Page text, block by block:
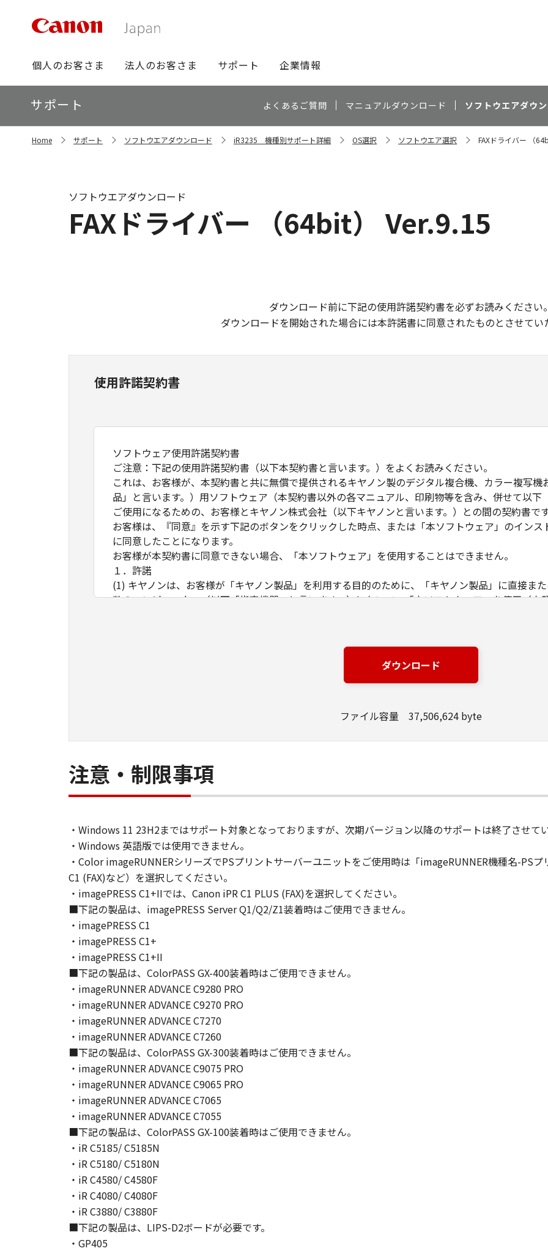
グ
ロ
ー
バ
ビ
個人のお客さま 法人のお客さま サポート 企業情報
ロ
ー
カ
ル
サポート よくあるご質問 マニュアルダウンロード ソフトウエアダウ
Home サポート ソフトウエアダウンロード iR3235 機種別サポート詳細 OS選択 ソフトウエア選択 FAXドライバー （
FAXドライバー （64bit） Ver.9.15
ソフトウエアダウンロード
ダウンロード前に下記の使用許諾契約書を必ずお読みください。
ダウンロードを開始された場合には本許諾書に同意されたものとさせてい
使用許諾契約書
ソフトウェア使用許諾契約書
ご注意：下記の使用許諾契約書（以下本契約書と言います。）をよくお読みください。
これは、お客様が、本契約書と共に無償で提供されるキヤノン製のデジタル複合機、カラー複写
品」と言います。）用ソフトウェア（本契約書以外の各マニュアル、印刷物等を含み、併せて以下
ご使用になるための、お客様とキヤノン株式会社（以下キヤノンと言います。）との間の契約書です
お客様は、『同意』を示す下記のボタンをクリックした時点、または「本ソフトウェア」のイン
に同意したことになります。
お客様が本契約書に同意できない場合、「本ソフトウェア」を使用することはできません。
１．許諾
(1) キヤノンは、お客様が「キヤノン製品」を利用する目的のために、「キヤノン製品」に直接ま
数のコンピューター（以下「指定機器」と言います。）において、「本ソフトウェア」を使用（本
ネットワークを通じて接続されたコンピューター上で、かかるコンピューターの使用者に対して「
できますが、かかるコンピューターの使用者に本契約書上の義務および条件を遵守させるとともに
(2) お客様は、上記(1)に基づいて「本ソフトウェア」を使用するためのバックアップとして、「本
(3) 上記(1)および(2)に定める場合を除き、キヤノンまたはキヤノンのライセンサーのいかなる知的
２．制限
(1) お客様は、再使用許諾、譲渡、販売、頒布、リースもしくは貸与その他の方法により、第三者
とはできません。
お客様は、「本ソフトウェア」に含まれるキヤノンまたはキヤノンのライセンサーの著作権表示を
りません。
４．所有権
「本ソフトウェア」に係る権原および所有権は、その内容によりキヤノンまたはキヤノンのライセ
５．輸出
お客様は、日本国政府または関連する外国政府より必要な許可等を得ることなしに、「本ソフトウ
は間接に輸出してはなりません。
６．サポートおよびアップデート
キヤノン、キヤノンの子会社、関係会社、それらの販売代理店および販売店、並びにキヤノンのラ
トウェア」の使用を支援すること、および「本ソフトウェア」に対してアップデート、バグの修正
て、いかなる責任も負うものではありません。
７．保証の否認・免責
(1) 「本ソフトウェア」は、『現状のまま』の状態で使用許諾されます。キヤノン、キヤノンのライ
ノンの関連会社、それらの販売代理店または販売店のいずれも、「本ソフトウェア」に関して、商
証を含め、いかなる保証も、明示たると黙示たるとを問わず一切しないものとします。
(2) キヤノン、キヤノンのライセンサー、キヤノンの子会社、キヤノンの関連会社、それらの販売代
ソフトウェア」の使用または使用不能から生ずるいかなる損害（逸失利益およびその他の派生的ま
定されない全ての損害を言います。）について、適用法で認められる限り、一切の責任を負わない
ヤノンのライセンサー、キヤノンの子会社、キヤノンの関連会社、それらの販売代理店または販売
されていた場合でも同様です。
(3) キヤノン、キヤノンのライセンサー、キヤノンの子会社、キヤノンの関連会社、それらの販売代
ソフトウェア」、または「本ソフトウェア」の使用に起因または関連してお客様と第三者との間に
責任を負わないものとします。
８．契約期間
(1) 本契約書は、お客様が、『同意』を示す下記のボタンをクリックした時点、または「本ソフト
効し、下記(2)または(3)により終了されるまで有効に存続します。
(2) お客様は、「本ソフトウェア」およびその複製物のすべてを廃棄および消去することにより、本
す。
ダウンロード
ファイル容量 37,506,624 byte
注意・制限事項
・Windows 11 23H2まではサポート対象となっておりますが、次期バージョン以降のサポートは終了させてい
・Windows 英語版では使用できません。
・Color imageRUNNERシリーズでPSプリントサーバーユニットをご使用時は「imageRUNNER機種名-PS
C1 (FAX)など）を選択してください。
・imagePRESS C1+IIでは、Canon iPR C1 PLUS (FAX)を選択してください。
■下記の製品は、imagePRESS Server Q1/Q2/Z1装着時はご使用できません。
・imagePRESS C1
・imagePRESS C1+
・imagePRESS C1+II
■下記の製品は、ColorPASS GX-400装着時はご使用できません。
・imageRUNNER ADVANCE C9280 PRO
・imageRUNNER ADVANCE C9270 PRO
・imageRUNNER ADVANCE C7270
・imageRUNNER ADVANCE C7260
■下記の製品は、ColorPASS GX-300装着時はご使用できません。
・imageRUNNER ADVANCE C9075 PRO
・imageRUNNER ADVANCE C9065 PRO
・imageRUNNER ADVANCE C7065
・imageRUNNER ADVANCE C7055
■下記の製品は、ColorPASS GX-100装着時はご使用できません。
・iR C5185/ C5185N
・iR C5180/ C5180N
・iR C4580/ C4580F
・iR C4080/ C4080F
・iR C3880/ C3880F
■下記の製品は、LIPS-D2ボードが必要です。
・GP405